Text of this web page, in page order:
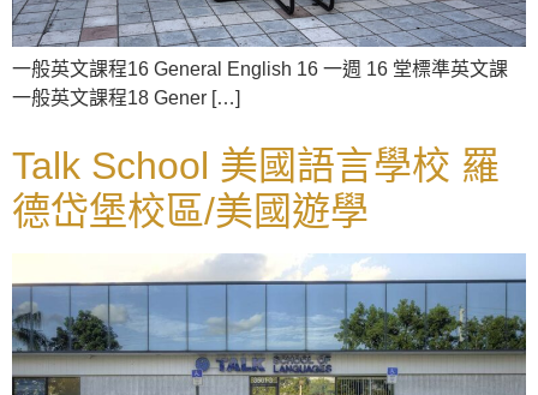
一般英文課程16 General English 16 一週 16 堂標準英文課
一般英文課程18 Gener […]
Talk School 美國語言學校 羅
德岱堡校區/美國遊學